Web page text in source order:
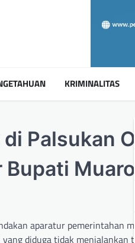
KRIMINALITAS
Palsukan
Muaro
aparatur pemerintahan
diduga tidak